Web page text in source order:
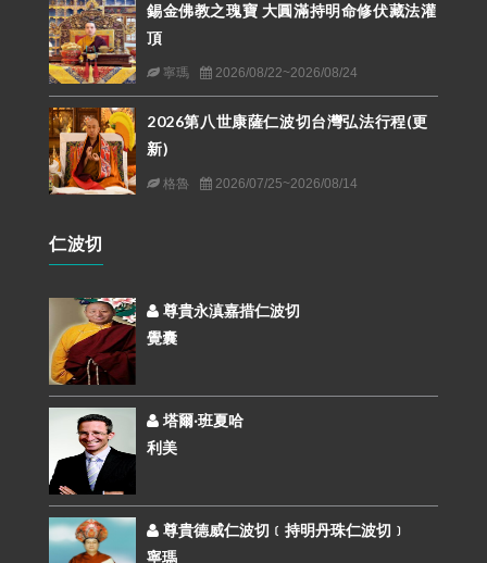
錫金佛教之瑰寶 大圓滿持明命修伏藏法灌
頂
寧瑪 2026/08/22~2026/08/24
2026第八世康薩仁波切台灣弘法行程(更
新)
格魯 2026/07/25~2026/08/14
仁波切
尊貴永滇嘉措仁波切
覺囊
塔爾‧班夏哈
利美
尊貴德威仁波切﹝持明丹珠仁波切﹞
寧瑪